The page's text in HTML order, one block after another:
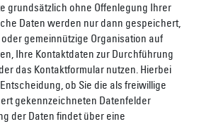
grundsätzlich ohne Offenlegung Ihrer
Daten werden nur dann gespeichert,
gemeinnützige Organisation auf
Ihre Kontaktdaten zur Durchführung
das Kontaktformular nutzen. Hierbei
ob Sie die als freiwillige
gekennzeichneten Datenfelder
der Daten findet über eine